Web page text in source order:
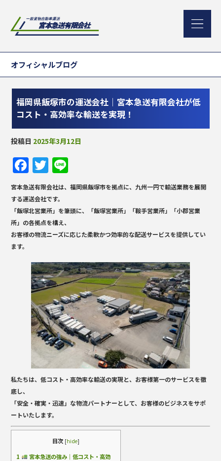
オフィシャルブログ
福岡県飯塚市の運送会社｜宮本急送有限会社が低
コスト・高効率な輸送を実現！
投稿日 2025年3月12日
F
a
c
e
b
o
o
k
T
w
it
te
r
n
e
宮本急送有限会社は、福岡県飯塚市を拠点に、九州一円で輸送業務を展開
する運送会社です。
「飯塚北営業所」を筆頭に、「飯塚営業所」「鞍手営業所」「小郡営業
所」の各拠点を構え、
お客様の物流ニーズに応じた柔軟かつ効率的な配送サービスを提供してい
ます。
私たちは、低コスト・高効率な輸送の実現と、 お客様第一のサービスを徹
底し、
「安全・確実・迅速」な物流パートナーとして、お客様のビジネスをサポ
ートいたします。
目次 [hide]
1
宮本急送の強み｜低コスト・高効